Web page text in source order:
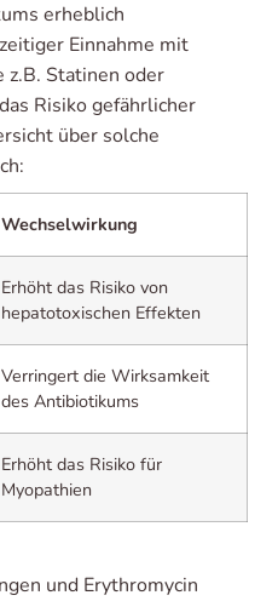
erheblich
Einnahme mit
Statinen oder
Risiko gefährlicher
über solche
Wechselwirkung
Erhöht das Risiko von
hepatotoxischen Effekten
Verringert die Wirksamkeit
des Antibiotikums
Erhöht das Risiko für
Myopathien
und Erythromycin